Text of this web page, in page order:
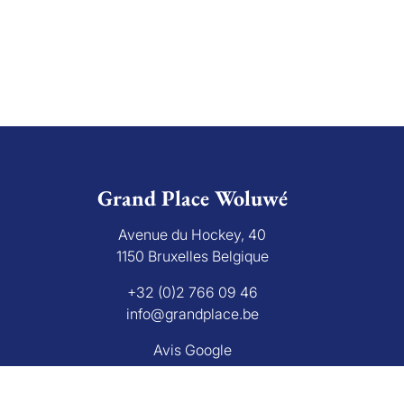
Grand Place Woluwé
Avenue du Hockey, 40
1150 Bruxelles Belgique
+32 (0)2 766 09 46
info@grandplace.be
Avis Google